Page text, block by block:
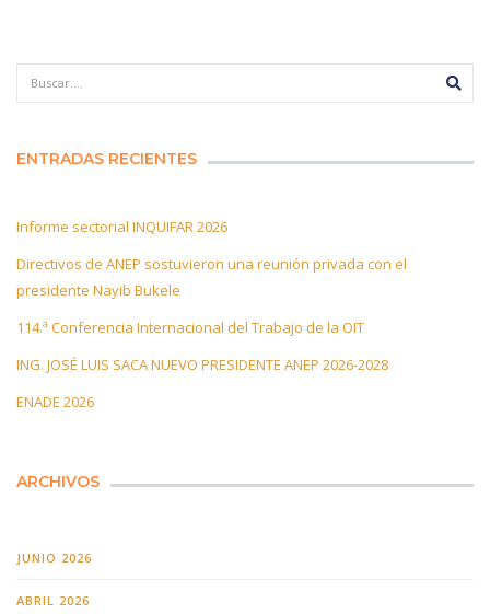
ENTRADAS RECIENTES
Informe sectorial INQUIFAR 2026
Directivos de ANEP sostuvieron una reunión privada con el
presidente Nayib Bukele
114.ª Conferencia Internacional del Trabajo de la OIT
ING. JOSÉ LUIS SACA NUEVO PRESIDENTE ANEP 2026-2028
ENADE 2026
ARCHIVOS
JUNIO 2026
ABRIL 2026